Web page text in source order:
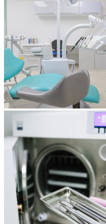
Вакансии
Сведения об
Контакты
Обратная связь
VK